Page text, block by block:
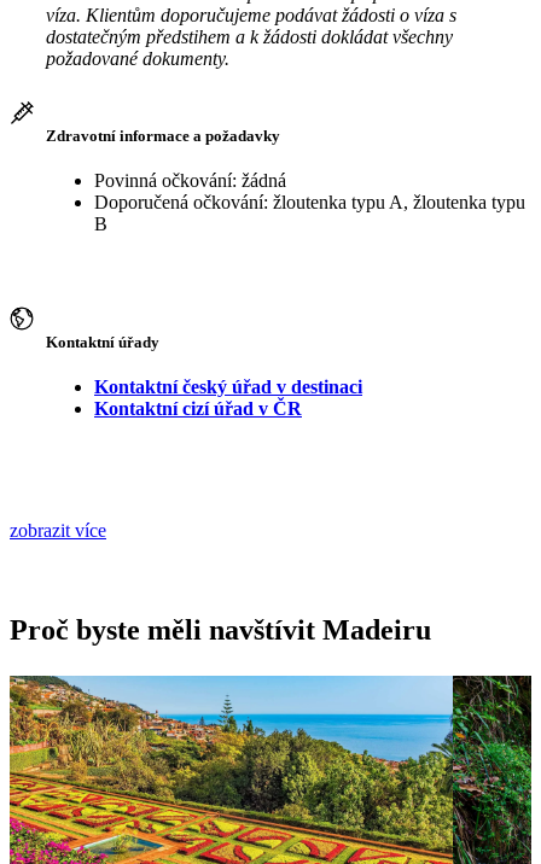
víza. Klientům doporučujeme podávat žádosti o víza s
dostatečným předstihem a k žádosti dokládat všechny
požadované dokumenty.
Zdravotní informace a požadavky
Povinná očkování: žádná
Doporučená očkování: žloutenka typu A, žloutenka typu
B
Kontaktní úřady
Kontaktní český úřad v destinaci
Kontaktní cizí úřad v ČR
zobrazit více
Proč byste měli navštívit Madeiru